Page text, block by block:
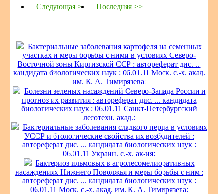
Следующая > Последняя >>
Бактериальные заболевания картофеля на семенных
участках и меры борьбы с ними в условиях Северо-
Восточной зоны Киргизской ССР : автореферат дис. ...
кандидата биологических наук : 06.01.11 Моск. с.-х. акад.
им. К. А. Тимирязева:
Болезни зеленых насаждений Северо-Запада России и
прогноз их развития : автореферат дис. ... кандидата
биологических наук : 06.01.11 Санкт-Петербургский
лесотехн. акад.:
Бактериальные заболевания сладкого перца в условиях
УССР и бтологические свойства их возбудителей :
автореферат дис. ... кандидата биологических наук :
06.01.11 Украин. с.-х. ак-ия:
Бактериоз ильмовых в агролесомелиоративных
насаждениях Нижнего Поволжья и меры борьбы с ним :
автореферат дис. ... кандидата биологических наук :
06.01.11 Моск. с.-х. акад. им. К. А. Тимирязева: